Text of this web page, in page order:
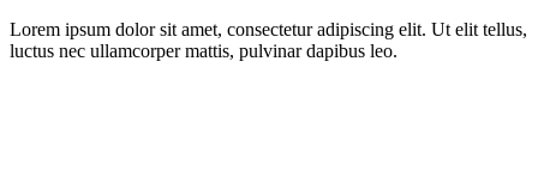
Lorem ipsum dolor sit amet, consectetur adipiscing elit. Ut elit tellus,
luctus nec ullamcorper mattis, pulvinar dapibus leo.